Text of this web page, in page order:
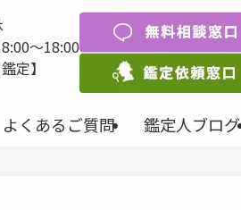
〜18:00
定】
よくあるご質問 鑑定人ブログ